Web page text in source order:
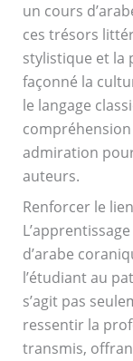
un cours
ces trésors
stylistique et la
façonné la
le langage
admiration
auteurs.
Renforcer le
d’arabe
l’étudiant au
s’agit pas
ressentir la
transmis,